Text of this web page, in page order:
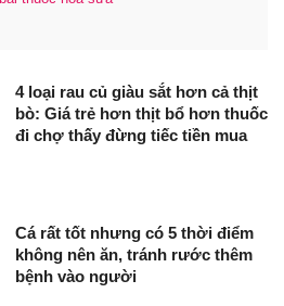
4 loại rau củ giàu sắt hơn cả thịt
bò: Giá trẻ hơn thịt bổ hơn thuốc
đi chợ thấy đừng tiếc tiền mua
Cá rất tốt nhưng có 5 thời điểm
không nên ăn, tránh rước thêm
bệnh vào người